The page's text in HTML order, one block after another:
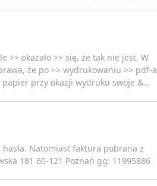
>> okazało >> się, że tak nie jest. W
że po >> wydrukowaniu >> pdf-a
przy okazji wydruku swoje &…
Natomiast faktura pobrana z
181 60-121 Poznań gg: 11995886